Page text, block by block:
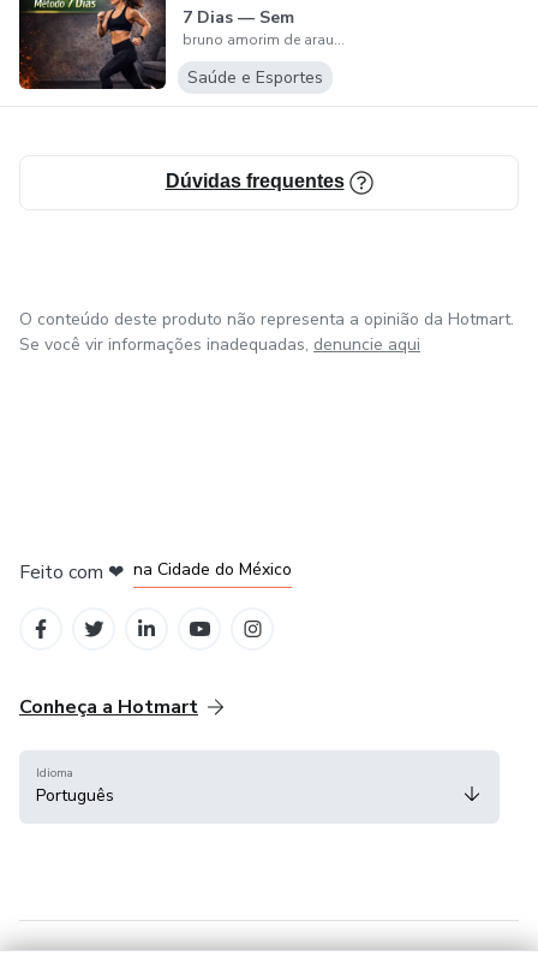
7 Dias — Sem
Academia e Sem... bruno amorim de araujo
Saúde e Esportes
Dúvidas frequentes
O conteúdo deste produto não representa a opinião da Hotmart.
Se você vir informações inadequadas, denuncie aqui
Feito com ❤ na Cidade do México
Conheça a Hotmart
Idioma
Português